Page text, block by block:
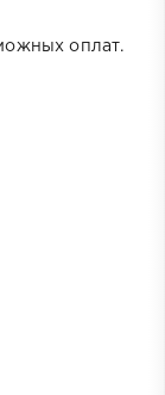
оплат.